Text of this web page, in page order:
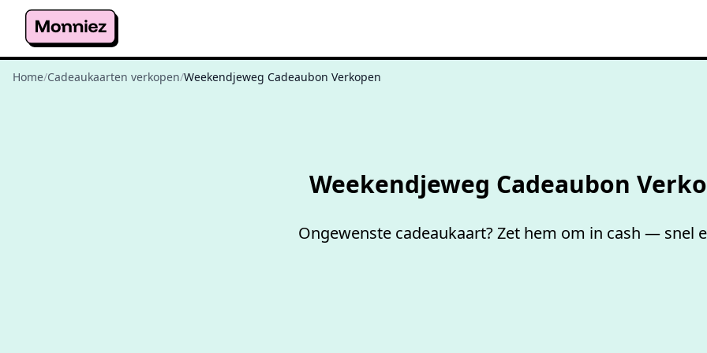
Home/Cadeaukaarten verkopen/Weekendjeweg Cadeaubon Verkopen
Weekendjeweg Cadeaubon
Ongewenste cadeaukaart? Zet hem om in cash — snel